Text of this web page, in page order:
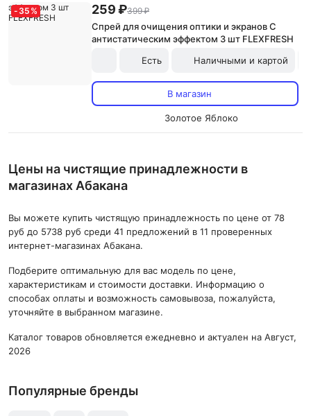
- 35 % 259 ₽399 ₽
Спрей для очищения оптики и экранов С
антистатическим эффектом 3 шт FLEXFRESH
Есть
Наличными и картой
В магазин
Золотое Яблоко
Цены на чистящие принадлежности в
магазинах Абакана
Вы можете купить чистящую принадлежность по цене от 78
руб до 5738 руб среди 41 предложений в 11 проверенных
интернет-магазинах Абакана.
Подберите оптимальную для вас модель по цене,
характеристикам и стоимости доставки. Информацию о
способах оплаты и возможность самовывоза, пожалуйста,
уточняйте в выбранном магазине.
Каталог товаров обновляется ежедневно и актуален на Август,
2026
Популярные бренды